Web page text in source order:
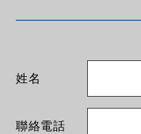
姓名
聯絡電話